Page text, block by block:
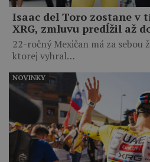
Isaac del Toro zostane v
XRG, zmluvu predĺžil až
22-ročný Mexičan má za sebou
ktorej vyhral…
NOVINKY